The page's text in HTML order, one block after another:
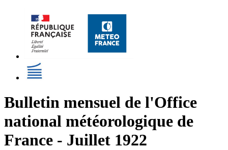
Bulletin mensuel de l'Office
national météorologique de
France - Juillet 1922